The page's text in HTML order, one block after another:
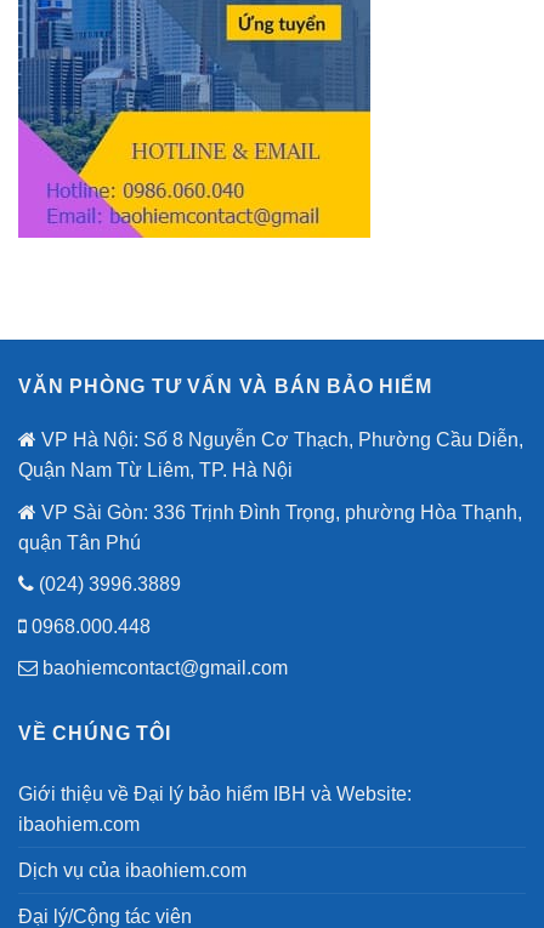
VĂN PHÒNG TƯ VẤN VÀ BÁN BẢO HIỂM
VP Hà Nội: Số 8 Nguyễn Cơ Thạch, Phường Cầu Diễn,
Quận Nam Từ Liêm, TP. Hà Nội
VP Sài Gòn: 336 Trịnh Đình Trọng, phường Hòa Thạnh,
quận Tân Phú
(024) 3996.3889
0968.000.448
baohiemcontact@gmail.com
VỀ CHÚNG TÔI
Giới thiệu về Đại lý bảo hiểm IBH và Website:
ibaohiem.com
Dịch vụ của ibaohiem.com
Đại lý/Cộng tác viên